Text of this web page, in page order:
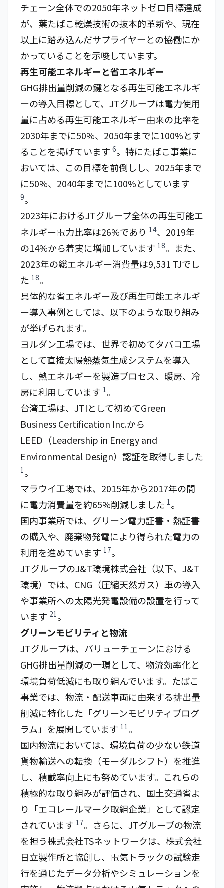
チェーン全体での2050年ネットゼロ目標達成
が、葉たばこ乾燥技術の抜本的革新や、現在
以上に踏み込んだサプライヤーとの協働にか
かっていることを示唆しています。
再生可能エネルギーと省エネルギー
GHG排出量削減の鍵となる再生可能エネルギ
ーの導入目標として、JTグループは電力使用
量に占める再生可能エネルギー由来の比率を
2030年までに50%、2050年までに100%とす
ることを掲げています 6。特にたばこ事業に
おいては、この目標を前倒しし、2025年まで
に50%、2040年までに100%としています
9。
2023年におけるJTグループ全体の再生可能エ
ネルギー電力比率は26%であり 14、2019年
の14%から着実に増加しています 18。また、
2023年の総エネルギー消費量は9,531 TJでし
た 18。
具体的な省エネルギー及び再生可能エネルギ
ー導入事例としては、以下のような取り組み
が挙げられます。
ヨルダン工場では、世界で初めてタバコ工場
として直接太陽熱蒸気生成システムを導入
し、熱エネルギーを製造プロセス、暖房、冷
房に利用しています 1。
台湾工場は、JTIとして初めてGreen
Business Certification Inc.から
LEED（Leadership in Energy and
Environmental Design）認証を取得しました
1。
マラウイ工場では、2015年から2017年の間
に電力消費量を約65%削減しました 1。
国内事業所では、グリーン電力証書・熱証書
の購入や、廃棄物発電により得られた電力の
利用を進めています 17。
JTグループのJ&T環境株式会社（以下、J&T
環境）では、CNG（圧縮天然ガス）車の導入
や事業所への太陽光発電設備の設置を行って
います 21。
グリーンモビリティと物流
JTグループは、バリューチェーンにおける
GHG排出量削減の一環として、物流効率化と
環境負荷低減にも取り組んでいます。たばこ
事業では、物流・配送車両に由来する排出量
削減に特化した「グリーンモビリティプログ
ラム」を展開しています 11。
国内物流においては、環境負荷の少ない鉄道
貨物輸送への転換（モーダルシフト）を推進
し、積載率向上にも努めています。これらの
積極的な取り組みが評価され、国土交通省よ
り「エコレールマーク取組企業」として認定
されています 17。さらに、JTグループの物流
を担う株式会社TSネットワークは、株式会社
日立製作所と協創し、電気トラックの試験走
行を通じたデータ分析やシミュレーションを